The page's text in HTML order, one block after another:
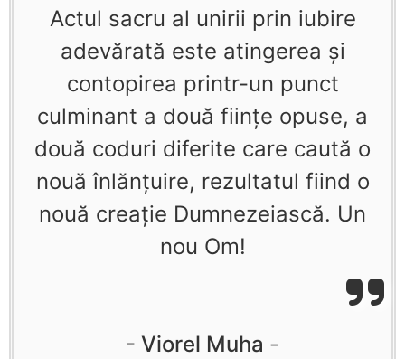
Actul sacru al unirii prin iubire
adevărată este atingerea şi
contopirea printr-un punct
culminant a două fiinţe opuse, a
două coduri diferite care caută o
nouă înlănţuire, rezultatul fiind o
nouă creaţie Dumnezeiască. Un
nou Om!
Viorel Muha